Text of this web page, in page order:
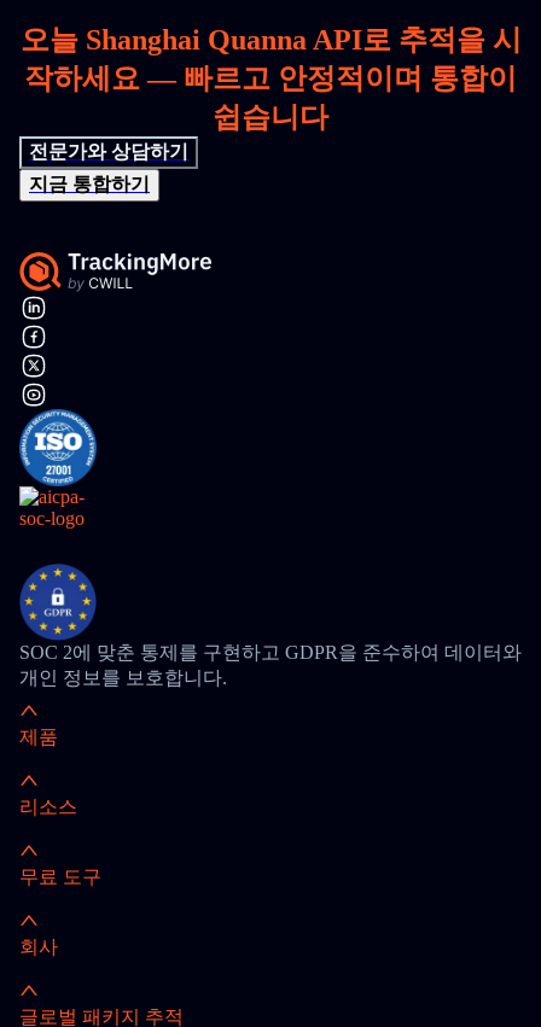
오늘 Shanghai Quanna API로 추적을 시
작하세요 — 빠르고 안정적이며 통합이
쉽습니다
전문가와 상담하기
지금 통합하기
SOC 2에 맞춘 통제를 구현하고 GDPR을 준수하여 데이터와
개인 정보를 보호합니다.
제품
리소스
무료 도구
회사
글로벌 패키지 추적